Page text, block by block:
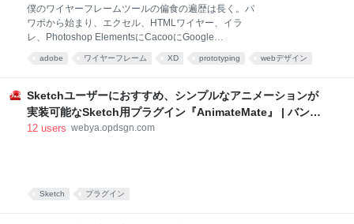
のことイミフになりやすい。ブラウザ対応も面倒。 そ
んな時、今回ご紹介するImage Blur Pluginは、細かい
調整も可能だし、様々な用途で使えそうだったので、
是非覚えておくと良いかもしれません。 ぼかし画像の
僕のワイヤーフレームツールの偏食の遍歴は長く。パ
ワポから始まり、エクセル、HTMLワイヤー、イラ
レ、Photoshop ElementsにCacooにGoogle
いに色々なツールで作ってきました。2014年時点では
らこそ思うのが、ワイヤー作成に必要な能力やスキル
は多くの場合一定しておらず、プロジェクトによって
全く違うという事。それこそメンバーの共通認識が取
シチュエーションも間違いなくあるし、どれが絶対と
adobe ワイヤーフレーム XD prototyping webデザイン
Sketchユーザーにおすすめ、シンプルなアニメーションが
実装可能なSketch用プラグイン『AnimateMate』 | バンク
ーバーのうぇぶ屋
12 users webya.opdsgn.com
Sketch プラグイン